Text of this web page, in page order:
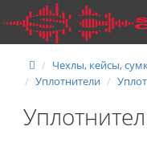
Чехлы, кейсы,
Уплотнители